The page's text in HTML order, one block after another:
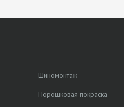
Шиномонтаж
Порошковая покраска